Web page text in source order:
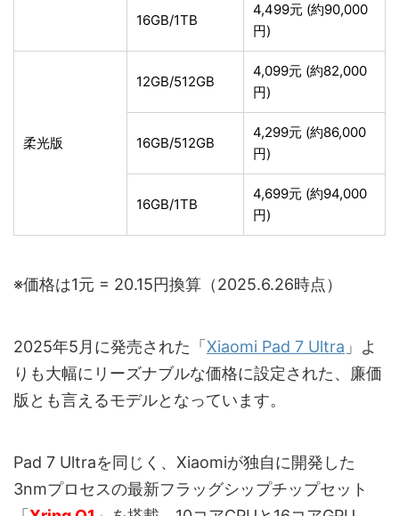
16GB/1TB
4,499元 (約90,000
円)
柔光版
12GB/512GB
4,099元 (約82,000
円)
16GB/512GB
4,299元 (約86,000
円)
16GB/1TB
4,699元 (約94,000
円)
※価格は1元 = 20.15円換算（2025.6.26時点）
2025年5月に発売された「 Xiaomi Pad 7 Ultra 」よ
りも大幅にリーズナブルな価格に設定された、廉価
版とも言えるモデルとなっています。
Pad 7 Ultraを同じく、Xiaomiが独自に開発した
3nmプロセスの最新フラッグシップチップセット